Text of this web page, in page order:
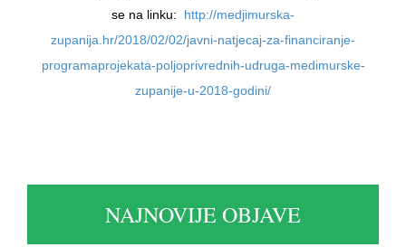
se na linku:
http://medjimurska-
zupanija.hr/2018/02/02/javni-natjecaj-za-financiranje-
programaprojekata-poljoprivrednih-udruga-medimurske-
zupanije-u-2018-godini/
NAJNOVIJE OBJAVE